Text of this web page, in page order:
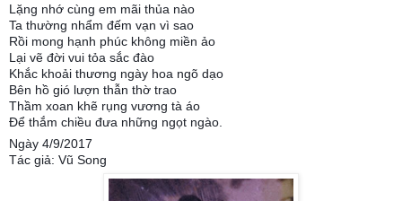
Lặng nhớ cùng em mãi thủa nào
Ta thường nhẩm đếm vạn vì sao
Rồi mong hạnh phúc không miền ảo
Lại vẽ đời vui tỏa sắc đào
Khắc khoải thương ngày hoa ngõ dạo
Bên hồ gió lượn thẫn thờ trao
Thầm xoan khẽ rụng vương tà áo
Để thắm chiều đưa những ngọt ngào.
Ngày 4/9/2017
Tác giả: Vũ Song